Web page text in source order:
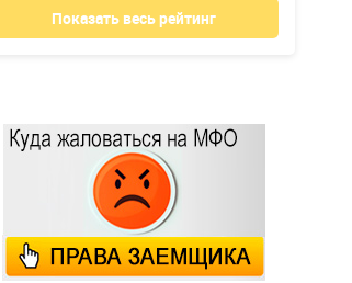
Показать весь рейтинг